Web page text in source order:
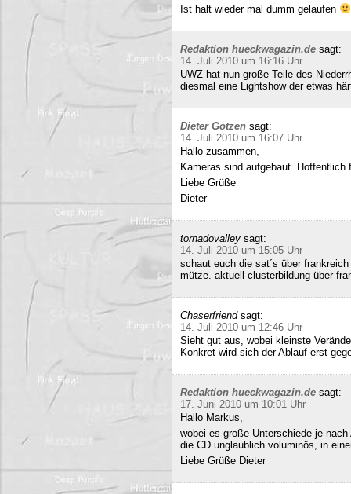
Ist halt wieder mal dumm gelaufen
Redaktion hueckwagazin.de sagt:
14. Juli 2010 um 16:16 Uhr
UWZ hat nun große Teile des
diesmal eine Lightshow der etwas
Dieter Gotzen sagt:
14. Juli 2010 um 16:07 Uhr
Hallo zusammen,
Kameras sind aufgebaut.
Liebe Grüße
Dieter
tornadovalley sagt:
14. Juli 2010 um 15:05 Uhr
schaut euch die sat´s über
mütze. aktuell clusterbildung über
Chaserfriend sagt:
14. Juli 2010 um 12:46 Uhr
Sieht gut aus, wobei kleinste
Konkret wird sich der Ablauf erst
Redaktion hueckwagazin.de sagt:
17. Juni 2010 um 10:01 Uhr
Hallo Markus,
wobei es große Unterschiede je
die CD unglaublich voluminös, in
Liebe Grüße Dieter